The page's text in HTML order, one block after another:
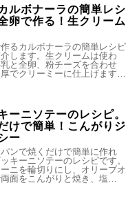
ルボナーラの簡単レシ
卵で作る！生クリーム
るカルボナーラの簡単レシピ
します。生クリームは使わ
と全卵、粉チーズを合わせ
でクリーミーに仕上げます…
ーニソテーのレシピ。
けで簡単！こんがりジ
ー
ンで焼くだけで簡単に作れ
キーニソテーのレシピです。
ニを輪切りにし、オリーブオ
面をこんがりと焼き、塩…